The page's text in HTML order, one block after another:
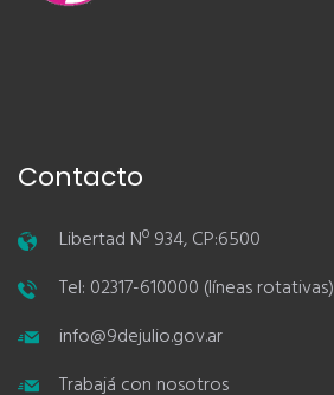
Contacto
Libertad Nº 934, CP:6500
Tel: 02317-610000 (líneas rotativas)
info@9dejulio.gov.ar
Trabajá con nosotros